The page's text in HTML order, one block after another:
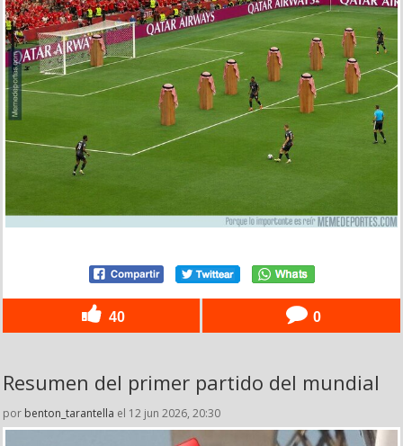
40 0
Resumen del primer partido del mundial
por benton_tarantella el 12 jun 2026, 20:30